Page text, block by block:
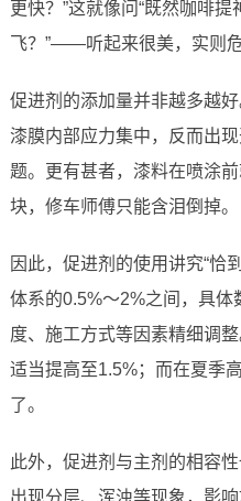
更快？”这就像问“既然咖啡
飞？”——听起来很美，实则危
促进剂的添加量并非越多越
漆膜内部应力集中，反而出
题。更有甚者，漆料在喷涂
块，修车师傅只能含泪倒掉。
因此，促进剂的使用讲究“恰
体系的0.5%～2%之间，具
度、施工方式等因素精细调
适当提高至1.5%；而在夏季
了。
此外，促进剂与主剂的相容
出现分层、浑浊等现象，影